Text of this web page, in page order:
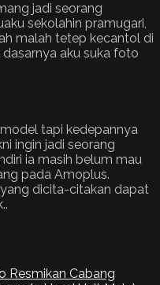
jadi seorang
sekolahin pramugari,
malah tetep kecantol di
aku suka foto
tapi kedepannya
ingin jadi seorang
ia masih belum mau
pada Amoplus.
dicita-citakan dapat
Resmikan Cabang